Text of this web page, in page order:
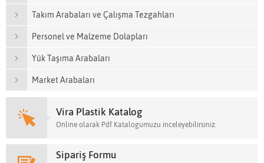
Takım Arabaları ve Çalışma Tezgahları
Personel ve Malzeme Dolapları
Yük Taşıma Arabaları
Market Arabaları
Vira Plastik Katalog
Online olarak Pdf Katalogumuzu inceleyebilirsiniz.
Sipariş Formu